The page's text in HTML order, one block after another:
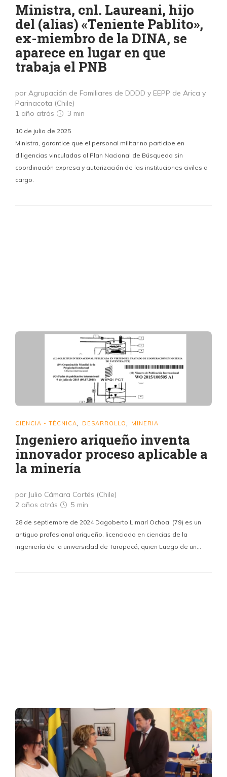
Ministra, cnl. Laureani, hijo
del (alias) «Teniente Pablito»,
ex-miembro de la DINA, se
aparece en lugar en que
trabaja el PNB
por Agrupación de Familiares de DDDD y EEPP de Arica y
Parinacota (Chile)
1 año atrás
3 min
10 de julio de 2025
Ministra, garantice que el personal militar no participe en
diligencias vinculadas al Plan Nacional de Búsqueda sin
coordinación expresa y autorización de las instituciones civiles a
cargo.
CIENCIA - TÉCNICA DESARROLLO MINERIA
Ingeniero ariqueño inventa
innovador proceso aplicable a
la minería
por Julio Cámara Cortés (Chile)
2 años atrás
5 min
28 de septiembre de 2024 Dagoberto Limarí Ochoa, (79) es un
antiguo profesional ariqueño, licenciado en ciencias de la
ingeniería de la universidad de Tarapacá, quien Luego de un…